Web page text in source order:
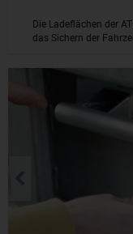
Die Ladeflächen der
das Sichern der